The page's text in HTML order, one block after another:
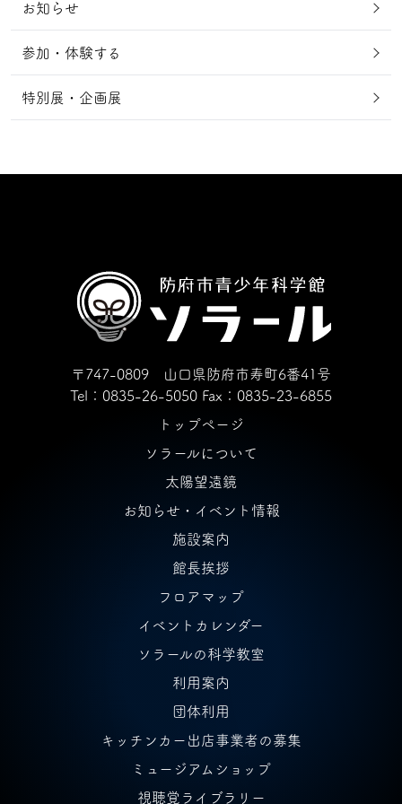
お知らせ
参加・体験する
特別展・企画展
〒747-0809 山口県防府市寿町6番41号
Tel：0835-26-5050 Fax：0835-23-6855
トップページ
ソラールについて
太陽望遠鏡
お知らせ・イベント情報
施設案内
館長挨拶
フロアマップ
イベントカレンダー
ソラールの科学教室
利用案内
団体利用
キッチンカー出店事業者の募集
ミュージアムショップ
視聴覚ライブラリー